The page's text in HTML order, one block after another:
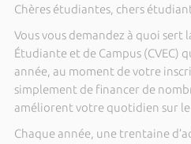
Chères étudiantes, chers
Vous vous demandez à quoi sert
Étudiante et de Campus (CVEC)
année, au moment de votre
simplement de financer de
améliorent votre quotidien sur le
Chaque année, une trentaine